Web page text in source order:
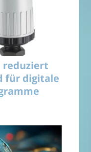
reduziert
für digitale